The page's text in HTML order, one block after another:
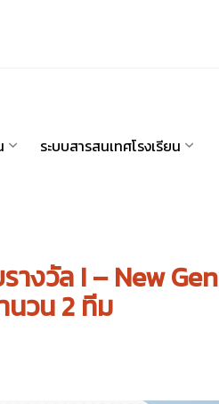
ระบบสารสนเทศโรงเรียน
างวัล I – New Gen
นวน 2 ทีม